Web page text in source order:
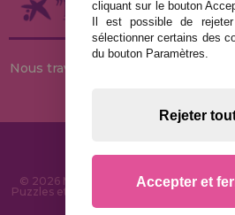
Nous travaillons avec des stocks
© 2026 MaisonDesPuzzles.fr -
Puzzles et des Casse-têtes sur Internet.
cliquant sur le bouton
Il est possible de
sélectionner certains des
du bouton Paramètres.
Rejeter
Accepter et